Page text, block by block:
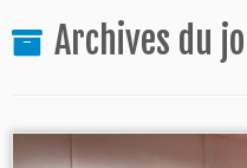
Archives du